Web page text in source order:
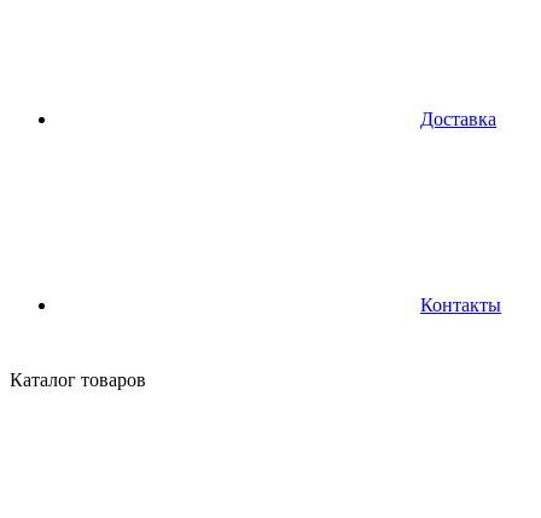
Доставка
Контакты
Каталог товаров